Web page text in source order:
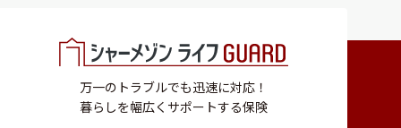
万一のトラブルでも迅速に対応！
暮らしを幅広くサポートする保険